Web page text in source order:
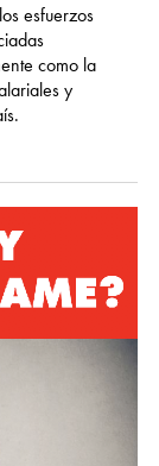
esfuerzos
como la
y